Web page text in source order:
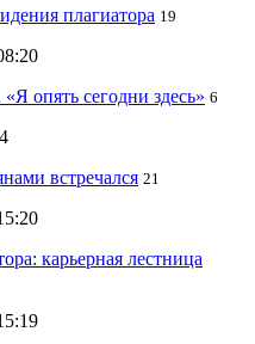
плагиатора 19
опять сегодни здесь» 6
встречался 21
карьерная лестница